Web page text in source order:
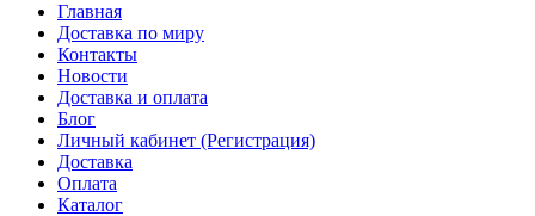
Главная
Доставка по миру
Контакты
Новости
Доставка и оплата
Блог
Личный кабинет (Регистрация)
Доставка
Оплата
Каталог